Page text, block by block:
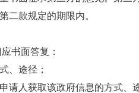
二款规定的期限内。
书面答复：
、途径；
人获取该政府信息的方式、